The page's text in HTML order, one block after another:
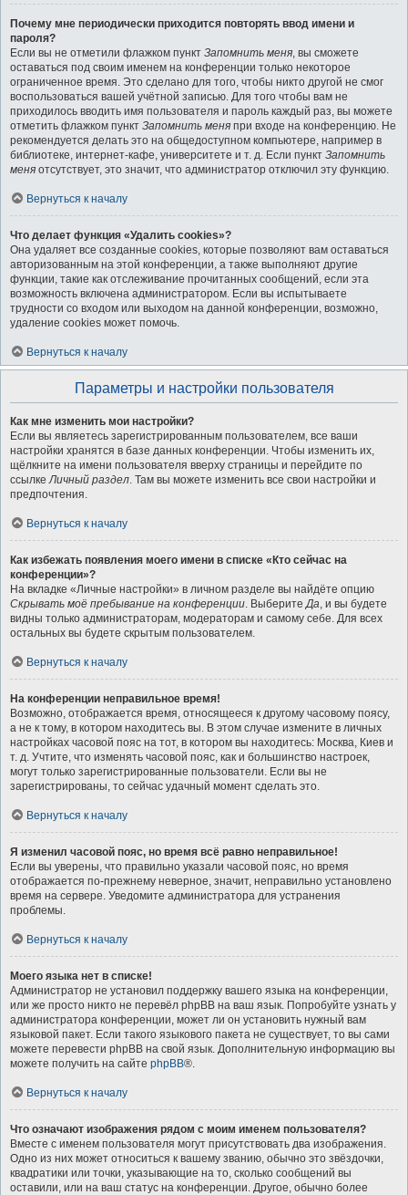
Почему мне периодически приходится повторять ввод имени и
пароля?
Если вы не отметили флажком пункт Запомнить меня, вы сможете
оставаться под своим именем на конференции только некоторое
ограниченное время. Это сделано для того, чтобы никто другой не смог
воспользоваться вашей учётной записью. Для того чтобы вам не
приходилось вводить имя пользователя и пароль каждый раз, вы можете
отметить флажком пункт Запомнить меня при входе на конференцию. Не
рекомендуется делать это на общедоступном компьютере, например в
библиотеке, интернет-кафе, университете и т. д. Если пункт Запомнить
меня отсутствует, это значит, что администратор отключил эту функцию.
Вернуться к началу
Что делает функция «Удалить cookies»?
Она удаляет все созданные cookies, которые позволяют вам оставаться
авторизованным на этой конференции, а также выполняют другие
функции, такие как отслеживание прочитанных сообщений, если эта
возможность включена администратором. Если вы испытываете
трудности со входом или выходом на данной конференции, возможно,
удаление cookies может помочь.
Вернуться к началу
Параметры и настройки пользователя
Как мне изменить мои настройки?
Если вы являетесь зарегистрированным пользователем, все ваши
настройки хранятся в базе данных конференции. Чтобы изменить их,
щёлкните на имени пользователя вверху страницы и перейдите по
ссылкеЛичный раздел. Там вы можете изменить все свои настройки и
предпочтения.
Вернуться к началу
Как избежать появления моего имени в списке «Кто сейчас на
конференции»?
На вкладке «Личные настройки» в личном разделе вы найдёте опцию
Скрывать моё пребывание на конференции. ВыберитеДа, и вы будете
видны только администраторам, модераторам и самому себе. Для всех
остальных вы будете скрытым пользователем.
Вернуться к началу
На конференции неправильное время!
Возможно, отображается время, относящееся к другому часовому поясу,
а не к тому, в котором находитесь вы. В этом случае измените в личных
настройках часовой пояс на тот, в котором вы находитесь: Москва, Киев и
т. д. Учтите, что изменять часовой пояс, как и большинство настроек,
могут только зарегистрированные пользователи. Если вы не
зарегистрированы, то сейчас удачный момент сделать это.
Вернуться к началу
Я изменил часовой пояс, но время всё равно неправильное!
Если вы уверены, что правильно указали часовой пояс, но время
отображается по-прежнему неверное, значит, неправильно установлено
время на сервере. Уведомите администратора для устранения
проблемы.
Вернуться к началу
Моего языка нет в списке!
Администратор не установил поддержку вашего языка на конференции,
или же просто никто не перевёл phpBB на ваш язык. Попробуйте узнать у
администратора конференции, может ли он установить нужный вам
языковой пакет. Если такого языкового пакета не существует, то вы сами
можете перевести phpBB на свой язык. Дополнительную информацию вы
можете получить на сайте phpBB®.
Вернуться к началу
Что означают изображения рядом с моим именем пользователя?
Вместе с именем пользователя могут присутствовать два изображения.
Одно из них может относиться к вашему званию, обычно это звёздочки,
квадратики или точки, указывающие на то, сколько сообщений вы
оставили, или на ваш статус на конференции. Другое, обычно более